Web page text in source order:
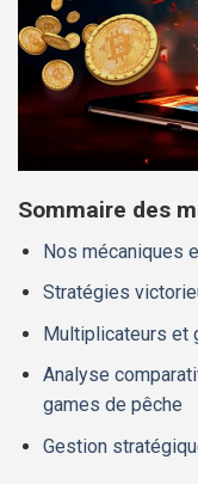
Sommaire des
Nos mécaniques
Stratégies
Multiplicateurs et
Analyse
games de pêche
Gestion